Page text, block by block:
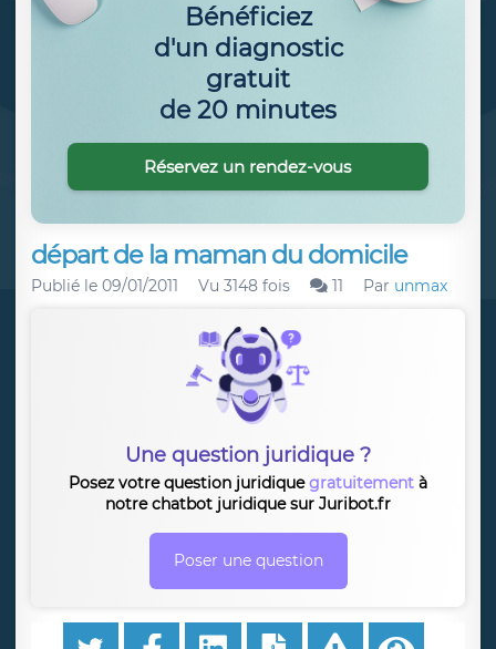
départ de la maman du domicile
Publié le 09/01/2011 Vu 3148 fois 11 Par unmax
Une question juridique ?
Posez votre question juridiquegratuitement à
notre chatbot juridique sur Juribot.fr
Poser une question
Bénéficiez
d'un diagnostic
gratuit
de 20 minutes
Réservez un rendez-vous